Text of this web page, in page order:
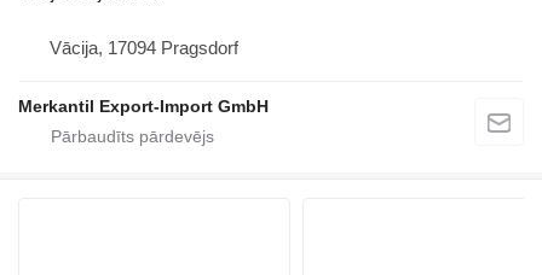
Vācija, 17094 Pragsdorf
Merkantil Export-Import GmbH